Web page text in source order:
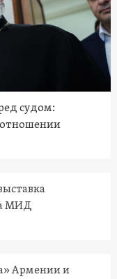
судом:
отношении
МИД
Армении и